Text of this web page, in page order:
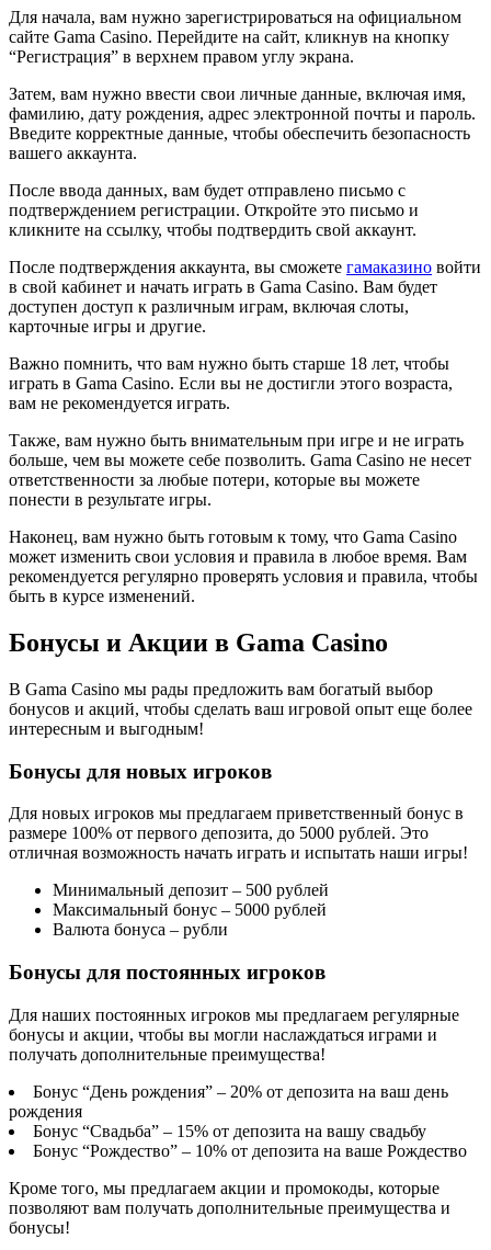
Для начала, вам нужно зарегистрироваться на официальном
сайте Gama Casino. Перейдите на сайт, кликнув на кнопку
“Регистрация” в верхнем правом углу экрана.
Затем, вам нужно ввести свои личные данные, включая имя,
фамилию, дату рождения, адрес электронной почты и пароль.
Введите корректные данные, чтобы обеспечить безопасность
вашего аккаунта.
После ввода данных, вам будет отправлено письмо с
подтверждением регистрации. Откройте это письмо и
кликните на ссылку, чтобы подтвердить свой аккаунт.
После подтверждения аккаунта, вы сможете гамаказино войти
в свой кабинет и начать играть в Gama Casino. Вам будет
доступен доступ к различным играм, включая слоты,
карточные игры и другие.
Важно помнить, что вам нужно быть старше 18 лет, чтобы
играть в Gama Casino. Если вы не достигли этого возраста,
вам не рекомендуется играть.
Также, вам нужно быть внимательным при игре и не играть
больше, чем вы можете себе позволить. Gama Casino не несет
ответственности за любые потери, которые вы можете
понести в результате игры.
Наконец, вам нужно быть готовым к тому, что Gama Casino
может изменить свои условия и правила в любое время. Вам
рекомендуется регулярно проверять условия и правила, чтобы
быть в курсе изменений.
Бонусы и Акции в Gama Casino
В Gama Casino мы рады предложить вам богатый выбор
бонусов и акций, чтобы сделать ваш игровой опыт еще более
интересным и выгодным!
Бонусы для новых игроков
Для новых игроков мы предлагаем приветственный бонус в
размере 100% от первого депозита, до 5000 рублей. Это
отличная возможность начать играть и испытать наши игры!
Минимальный депозит – 500 рублей
Максимальный бонус – 5000 рублей
Валюта бонуса – рубли
Бонусы для постоянных игроков
Для наших постоянных игроков мы предлагаем регулярные
бонусы и акции, чтобы вы могли наслаждаться играми и
получать дополнительные преимущества!
Бонус “День рождения” – 20% от депозита на ваш день
рождения
Бонус “Свадьба” – 15% от депозита на вашу свадьбу
Бонус “Рождество” – 10% от депозита на ваше Рождество
Кроме того, мы предлагаем акции и промокоды, которые
позволяют вам получать дополнительные преимущества и
бонусы!